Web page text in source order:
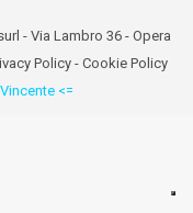
- Via Lambro 36 - Opera
Policy - Cookie Policy
<=